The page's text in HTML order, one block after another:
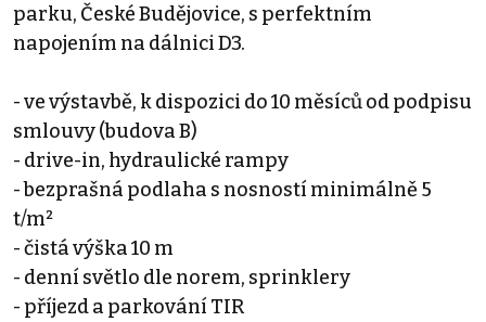
parku, České Budějovice, s perfektním
napojením na dálnici D3.
- ve výstavbě, k dispozici do 10 měsíců od podpisu
smlouvy (budova B)
- drive-in, hydraulické rampy
- bezprašná podlaha s nosností minimálně 5
t/m²
- čistá výška 10 m
- denní světlo dle norem, sprinklery
- příjezd a parkování TIR